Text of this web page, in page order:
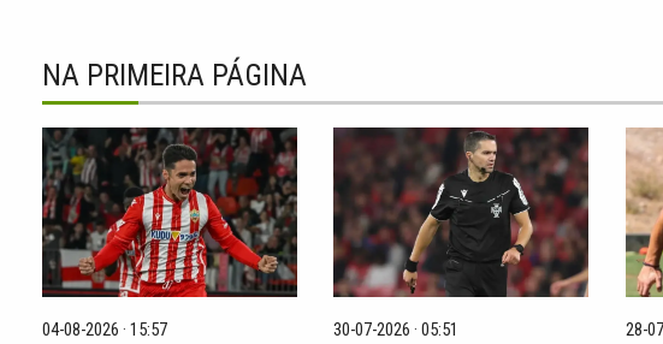
NA PRIMEIRA PÁGINA
04-08-2026 · 15:57 30-07-2026 · 05:51 28-